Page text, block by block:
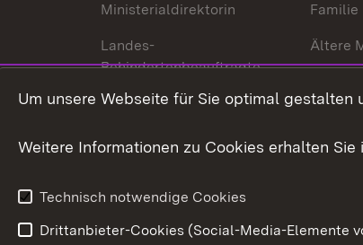
Ministerialdirektorin
Landes-
Behindertenbeauftragte
Bürgerreferent
Karriere
Familie
Ältere
Um unsere Webseite für Sie optimal gestalten
Weitere Informationen zu Cookies erhalten Sie
Technisch notwendige Cookies
Drittanbieter-Cookies (Social-Media-Elemente